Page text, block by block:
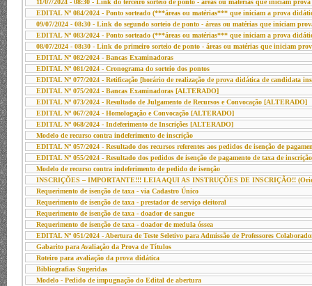
11/07/2024 - 08:30 - Link do terceiro sorteio de ponto - áreas ou matérias que iniciam
EDITAL Nº 084/2024 - Ponto sorteado (***áreas ou matérias*** que iniciam a prova
09/07/2024 - 08:30 - Link do segundo sorteio de ponto - áreas ou matérias que iniciam
EDITAL Nº 083/2024 - Ponto sorteado (***áreas ou matérias*** que iniciam a prova
08/07/2024 - 08:30 - Link do primeiro sorteio de ponto - áreas ou matérias que iniciam
EDITAL Nº 082/2024 - Bancas Examinadoras
EDITAL Nº 081/2024 - Cronograma do sorteio dos pontos
EDITAL Nº 077/2024 - Retificação [horário de realização de prova didática de candidata
EDITAL Nº 075/2024 - Bancas Examinadoras [ALTERADO]
EDITAL Nº 073/2024 - Resultado de Julgamento de Recursos e Convocação [ALTERADO]
EDITAL Nº 067/2024 - Homologação e Convocação [ALTERADO]
EDITAL Nº 068/2024 - Indeferimento de Inscrições [ALTERADO]
Modelo de recurso contra indeferimento de inscrição
EDITAL Nº 057/2024 - Resultado dos recursos referentes aos pedidos de isenção de
EDITAL Nº 055/2024 - Resultado dos pedidos de isenção de pagamento de taxa de
Modelo de recurso contra indeferimento de pedido de isenção
INSCRIÇÕES – IMPORTANTE!!! LEIA AQUI AS INSTRUÇÕES DE INSCRIÇÃO!!
Requerimento de isenção de taxa - via Cadastro Único
Requerimento de isenção de taxa - prestador de serviço eleitoral
Requerimento de isenção de taxa - doador de sangue
Requerimento de isenção de taxa - doador de medula óssea
EDITAL Nº 051/2024 - Abertura de Teste Seletivo para Admissão de Professores
Gabarito para Avaliação da Prova de Títulos
Roteiro para avaliação da prova didática
Bibliografias Sugeridas
Modelo - Pedido de impugnação do Edital de abertura